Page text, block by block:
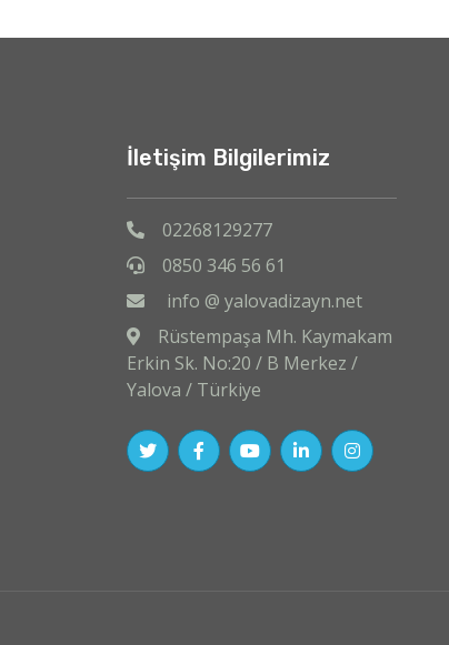
İletişim Bilgilerimiz
02268129277
0850 346 56 61
info @ yalovadizayn.net
Rüstempaşa Mh. Kaymakam
Erkin Sk. No:20 / B Merkez /
Yalova / Türkiye